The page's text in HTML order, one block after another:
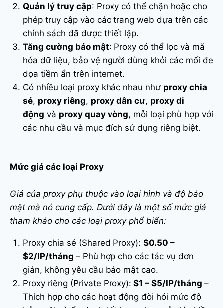
Quản lý truy cập: Proxy có thể chặn hoặc cho
phép truy cập vào các trang web dựa trên các
chính sách đã được thiết lập.
Tăng cường bảo mật: Proxy có thể lọc và mã
hóa dữ liệu, bảo vệ người dùng khỏi các mối đe
dọa tiềm ẩn trên internet.
Có nhiều loại proxy khác nhau như proxy chia
sẻ, proxy riêng, proxy dân cư, proxy di
động và proxy quay vòng, mỗi loại phù hợp với
các nhu cầu và mục đích sử dụng riêng biệt.
Mức giá các loại Proxy
Giá của proxy phụ thuộc vào loại hình và độ bảo
mật mà nó cung cấp. Dưới đây là một số mức giá
tham khảo cho các loại proxy phổ biến:
Proxy chia sẻ (Shared Proxy): $0.50 –
$2/IP/tháng – Phù hợp cho các tác vụ đơn
giản, không yêu cầu bảo mật cao.
Proxy riêng (Private Proxy): $1 – $5/IP/tháng –
Thích hợp cho các hoạt động đòi hỏi mức độ